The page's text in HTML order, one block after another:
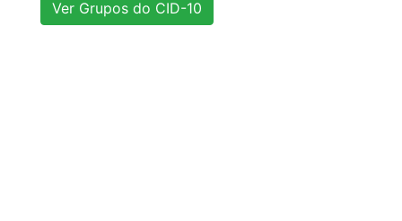
Ver Grupos do CID-10